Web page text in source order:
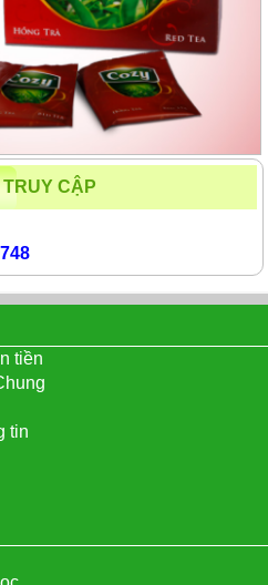
CẬP
tiền
tin